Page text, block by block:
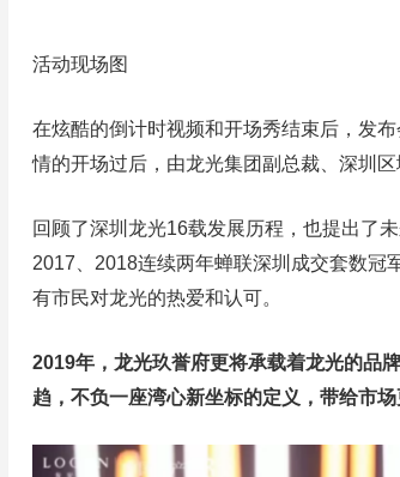
活动现场图
在炫酷的倒计时视频和开场秀结束后，发
情的开场过后，由龙光集团副总裁、深圳
回顾了深圳龙光16载发展历程，也提出了
2017、2018连续两年蝉联深圳成交套数冠
有市民对龙光的热爱和认可。
2019年，龙光玖誉府更将承载着龙光的品
趋，不负一座湾心新坐标的定义，带给市场